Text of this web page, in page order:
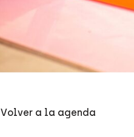
Volver a la agenda